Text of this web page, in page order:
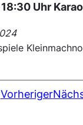
Uhr
Vorheriger